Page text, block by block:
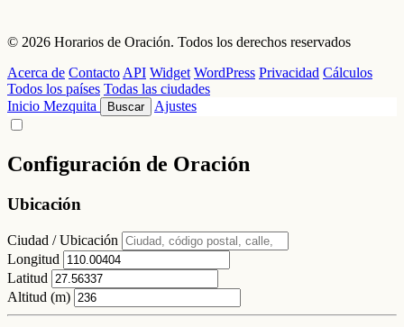
© 2026 Horarios de Oración. Todos los derechos reservados
Acerca de ContactoAPI Widget WordPress Privacidad Cálculos
Todos los países Todas las ciudades
Inicio Mezquita Buscar Ajustes
Configuración de Oración
Ubicación
Ciudad / Ubicación
Longitud
Latitud
Altitud (m)